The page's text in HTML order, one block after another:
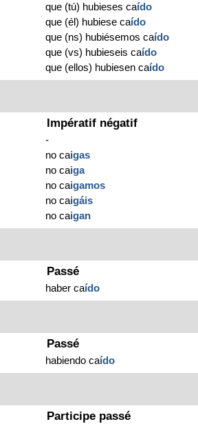
que (tú) hubieses caído
que (él) hubiese caído
que (ns) hubiésemos caído
que (vs) hubieseis caído
que (ellos) hubiesen caído
Impératif négatif
-
no caigas
no caiga
no caigamos
no caigáis
no caigan
Passé
haber caído
Passé
habiendo caído
Participe passé